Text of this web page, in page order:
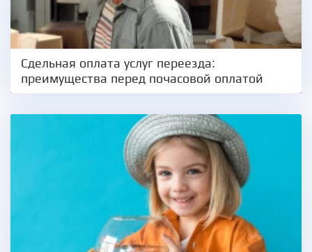
Сдельная оплата услуг переезда:
преимущества перед почасовой оплатой